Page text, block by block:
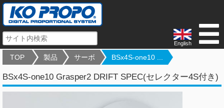
English
TOP 製品 サーボ BSx4S-one10 ...
BSx4S-one10 Grasper2 DRIFT SPEC(セレクター4S付き)